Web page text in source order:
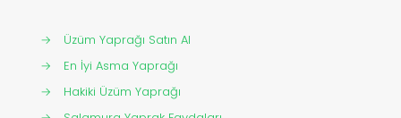
→
Üzüm Yaprağı Satın Al
→
En İyi Asma Yaprağı
→
Hakiki Üzüm Yaprağı